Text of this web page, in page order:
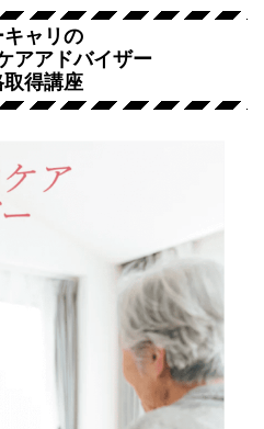
キャリの
アアドバイザー
取得講座